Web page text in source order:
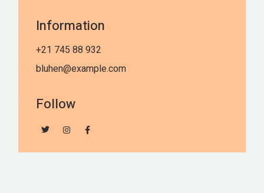
Information
+21 745 88 932
bluhen@example.com
Follow